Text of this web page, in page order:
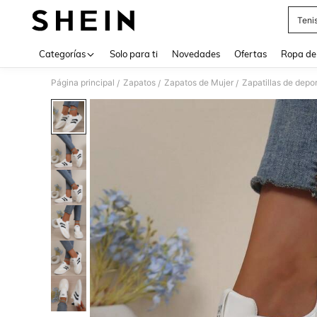
Categorías Solo para ti Novedades Ofertas Ropa
Página principal / Zapatos / Zapatos de Mujer / Zapatillas de